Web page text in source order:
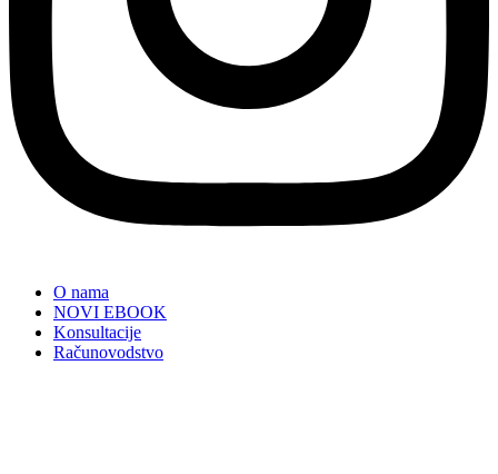
O nama
NOVI EBOOK
Konsultacije
Računovodstvo